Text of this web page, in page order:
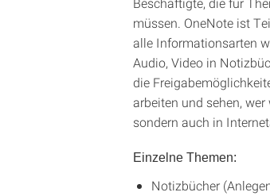
müssen. OneNote ist
alle Informationsarten
Audio, Video in
die
arbeiten und sehen,
sondern auch in
Einzelne Themen:
Notizbücher